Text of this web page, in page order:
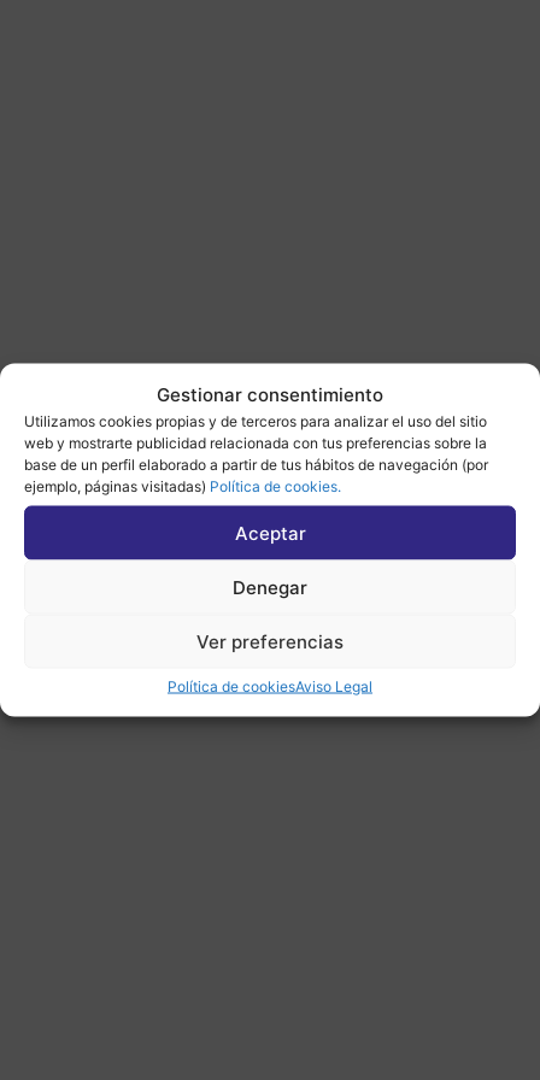
Gestionar consentimiento
Utilizamos cookies propias y de terceros para analizar el uso del sitio
web y mostrarte publicidad relacionada con tus preferencias sobre la
base de un perfil elaborado a partir de tus hábitos de navegación (por
ejemplo, páginas visitadas) Política de cookies.
Aceptar
Denegar
Ver preferencias
Política de cookiesAviso Legal